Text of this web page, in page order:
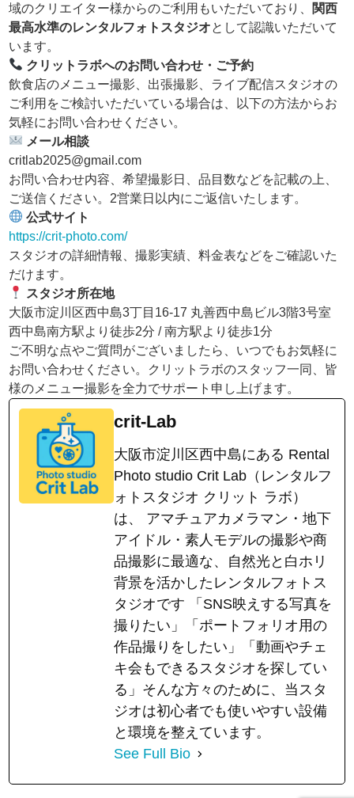
域のクリエイター様からのご利用もいただいており、
関西
最高水準のレンタルフォトスタジオとして認識いただいて
います。
クリットラボへのお問い合わせ・ご予約
飲食店のメニュー撮影、出張撮影、ライブ配信スタジオの
ご利用をご検討いただいている場合は、以下の方法からお
気軽にお問い合わせください。
メール相談
critlab2025@gmail.com
お問い合わせ内容、希望撮影日、品目数などを記載の上、
ご送信ください。2営業日以内にご返信いたします。
公式サイト
https://crit-photo.com/
スタジオの詳細情報、撮影実績、料金表などをご確認いた
だけます。
スタジオ所在地
大阪市淀川区西中島3丁目16-17 丸善西中島ビル3階3号室
西中島南方駅より徒歩2分 / 南方駅より徒歩1分
ご不明な点やご質問がございましたら、いつでもお気軽に
お問い合わせください。クリットラボのスタッフ一同、皆
様のメニュー撮影を全力でサポート申し上げます。
crit-Lab
大阪市淀川区西中島にある Rental
Photo studio Crit Lab（レンタルフ
ォトスタジオ クリット ラボ）
は、 アマチュアカメラマン・地下
アイドル・素人モデルの撮影や商
品撮影に最適な、自然光と白ホリ
背景を活かしたレンタルフォトス
タジオです 「SNS映えする写真を
撮りたい」「ポートフォリオ用の
作品撮りをしたい」「動画やチェ
キ会もできるスタジオを探してい
る」そんな方々のために、当スタ
ジオは初心者でも使いやすい設備
と環境を整えています。
See Full Bio